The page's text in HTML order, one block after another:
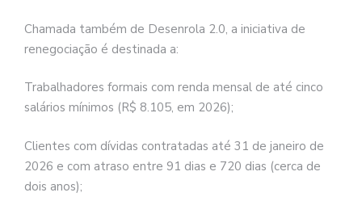
Chamada também de Desenrola 2.0, a iniciativa de
renegociação é destinada a:
Trabalhadores formais com renda mensal de até cinco
salários mínimos (R$ 8.105, em 2026);
Clientes com dívidas contratadas até 31 de janeiro de
2026 e com atraso entre 91 dias e 720 dias (cerca de
dois anos);